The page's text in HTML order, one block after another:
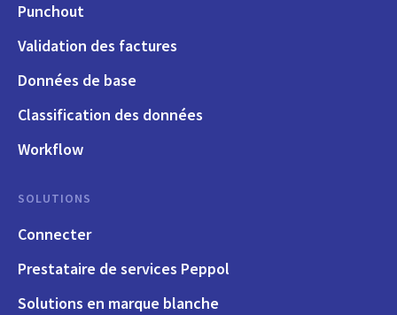
Punchout
Validation des factures
Données de base
Classification des données
Workflow
SOLUTIONS
Connecter
Prestataire de services Peppol
Solutions en marque blanche